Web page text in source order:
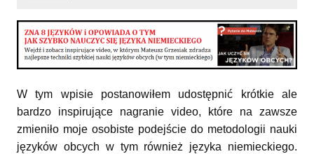
W tym wpisie postanowiłem udostępnić krótkie ale
bardzo inspirujące nagranie video, które na zawsze
zmieniło moje osobiste podejście do metodologii nauki
języków obcych w tym również języka niemieckiego.